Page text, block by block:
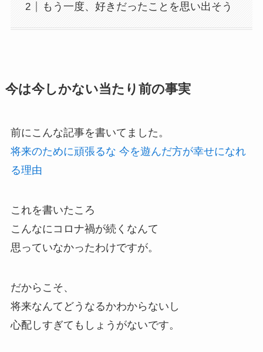
もう一度、好きだったことを思い出そう
今は今しかない当たり前の事実
前にこんな記事を書いてました。
将来のために頑張るな 今を遊んだ方が幸せになれ
る理由
これを書いたころ
こんなにコロナ禍が続くなんて
思っていなかったわけですが。
だからこそ、
将来なんてどうなるかわからないし
心配しすぎてもしょうがないです。